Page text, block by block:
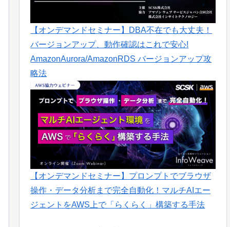
【オンデマンドセミナー】DBA不在でも大丈夫！
バージョンアップ、動作確認はこれで安心!
AmazonAurora/AmazonRDS バージョンアップ攻
略法
【オンデマンドセミナー】プロンプトでブラウザ
操作・データ分析まで完全自動化！マルチAIエー
ジェントをAWS上で「らくらく」構築する手法